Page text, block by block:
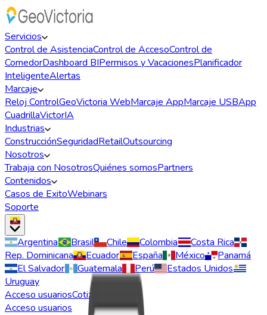
Servicios
Control de AsistenciaControl de AccesoControl de
ComedorDashboard BIPermisos y VacacionesPlanificador
InteligenteAlertas
Marcaje
Reloj ControlGeoVictoria WebMarcaje AppMarcaje USBApp
CuadrillaVictorIA
Industrias
ConstrucciónSeguridadRetailOutsourcing
Nosotros
Trabaja con NosotrosQuiénes somosPartners
Contenidos
Casos de ExitoWebinars
Soporte
Argentina Brasil Chile Colombia
Costa Rica
Rep. Dominicana
Ecuador España México
Panamá
El Salvador
Guatemala Perú
Estados Unidos
Uruguay
Acceso usuariosCotizar
Acceso usuarios